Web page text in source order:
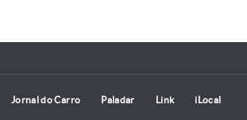
Jornal do Carro Paladar Link iLocal